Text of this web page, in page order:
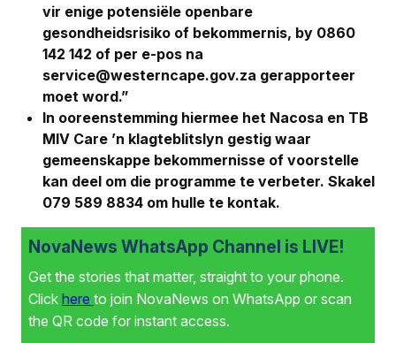
vir enige potensiële openbare
gesondheidsrisiko of bekommernis, by 0860
142 142 of per e-pos na
service@westerncape.gov.za gerapporteer
moet word.”
In ooreenstemming hiermee het Nacosa en TB
MIV Care ’n klagteblitslyn gestig waar
gemeenskappe bekommernisse of voorstelle
kan deel om die programme te verbeter. Skakel
079 589 8834 om hulle te kontak.
NovaNews WhatsApp Channel is LIVE!
Get the stories that matter, straight to your phone.
Click here to join NovaNews on WhatsApp or scan
the QR code for instant access.